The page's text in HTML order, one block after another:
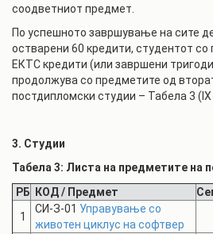
соодветниот предмет.
По успешното завршување на сите
остварени 60 кредити, студентот со
ЕКТС кредити (или завршени
продолжува со предметите од
постдипломски студии – Табела 3 (IX
3. Студии
Табела 3: Листа на предметите на
РБ
КОД / Предмет
1
СИ-З-01 Управување со
животен циклус на софтвер